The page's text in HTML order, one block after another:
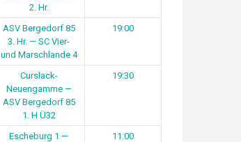
2. Hr.
ASV Bergedorf 85
3. Hr. — SC Vier-
und Marschlande 4
19:00
Curslack-
Neuengamme —
ASV Bergedorf 85
1. H Ü32
19:30
Escheburg 1 —
11:00